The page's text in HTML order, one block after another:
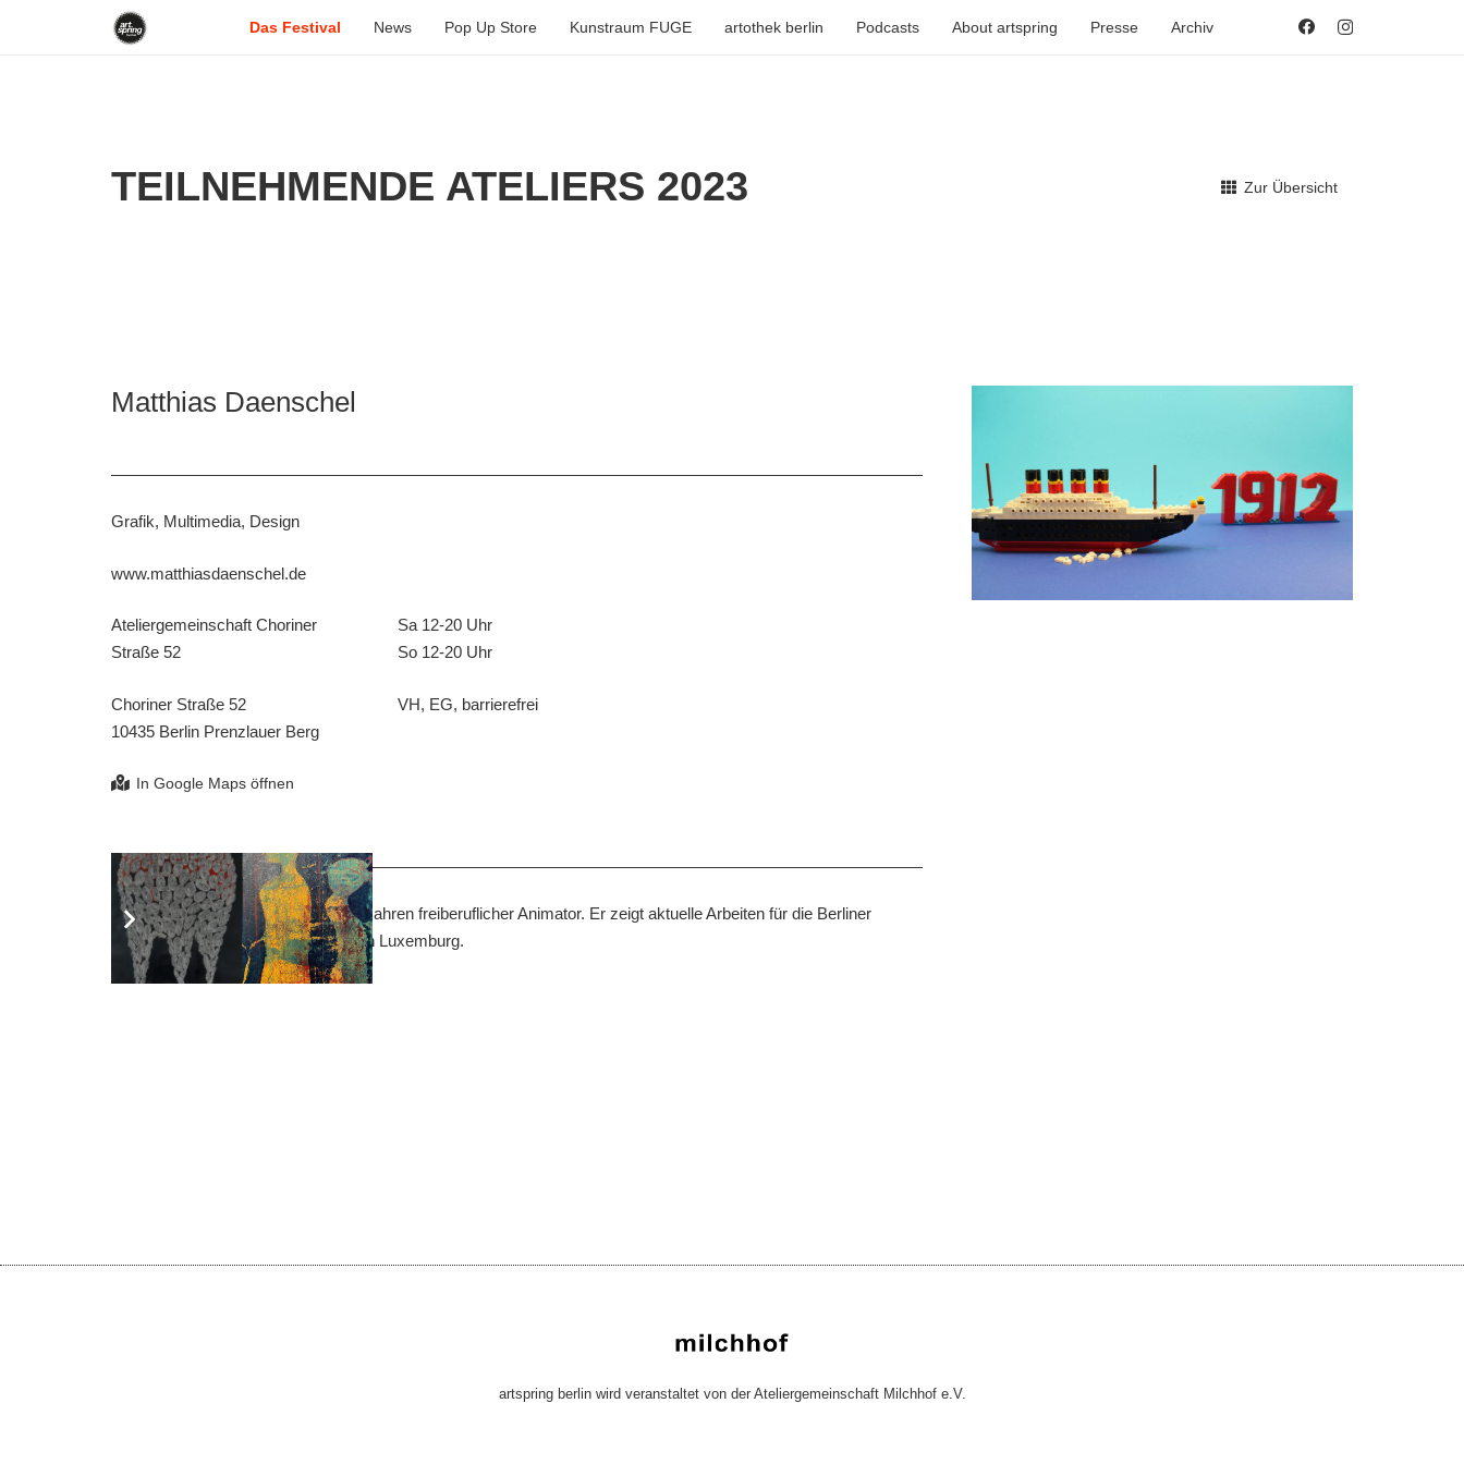
Das Festival News Pop Up Store Kunstraum FUGE artothek berlin Podcasts About artspring Presse Archiv
TEILNEHMENDE ATELIERS 2023 Zur Übersicht
Matthias Daenschel
Grafik, Multimedia, Design
www.matthiasdaenschel.de
Ateliergemeinschaft Choriner
Straße 52
Choriner Straße 52
10435 Berlin Prenzlauer Berg
Sa 12-20 Uhr
So 12-20 Uhr
VH, EG, barrierefrei
Matthias Daenschel ist seit über 20 Jahren freiberuflicher Animator. Er zeigt aktuelle Arbeiten für die Berliner
Symphoniker und die Philharmonie in Luxemburg.
artspring berlin wird veranstaltet von der Ateliergemeinschaft Milchhof e.V.